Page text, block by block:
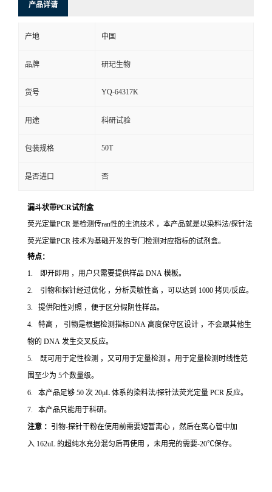
产品详请
产地 中国
品牌 研玘生物
货号 YQ-64317K
用途 科研试验
包装规格 50T
是否进口 否
漏斗状带PCR试剂盒
荧光定量PCR 是检测传ran性的主流技术 ，本产品就是以染料法/探针法
荧光定量PCR 技术为基础开发的专门检测对应指标的试剂盒。
特点：
1. 即开即用 ，用户只需要提供样品 DNA 模板。
2. 引物和探针经过优化 ，分析灵敏性高 ，可以达到 1000 拷贝/反应。
3. 提供阳性对照 ，便于区分假阴性样品。
4. 特高 ， 引物是根据检测指标DNA 高度保守区设计 ，不会跟其他生
物的 DNA 发生交叉反应。
5. 既可用于定性检测 ，又可用于定量检测 。用于定量检测时线性范
围至少为 5个数量级。
6. 本产品足够 50 次 20μL 体系的染料法/探针法荧光定量 PCR 反应。
7. 本产品只能用于科研。
注意 ： 引物-探针干粉在使用前需要短暂离心 ，然后在离心管中加
入 162uL 的超纯水充分混匀后再使用 ，未用完的需要-20℃保存。